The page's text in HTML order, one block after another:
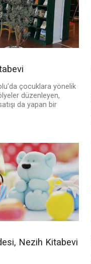
çocuklara yönelik
düzenleyen,
da yapan bir
Nezih Kitabevi